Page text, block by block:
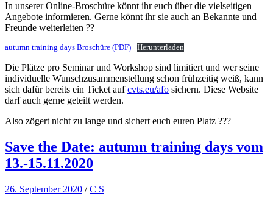
In unserer Online-Broschüre könnt ihr euch über die vielseitigen
Angebote informieren. Gerne könnt ihr sie auch an Bekannte und
Freunde weiterleiten ??
autumn training days Broschüre (PDF) Herunterladen
Die Plätze pro Seminar und Workshop sind limitiert und wer seine
individuelle Wunschzusammenstellung schon frühzeitig weiß, kann
sich dafür bereits ein Ticket aufcvts.eu/afo sichern. Diese Website
darf auch gerne geteilt werden.
Also zögert nicht zu lange und sichert euch euren Platz ???
Save the Date: autumn training days vom
13.-15.11.2020
26. September 2020 /C S